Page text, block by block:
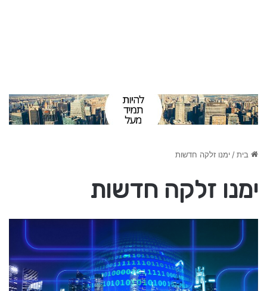
בית/ימנו זלקה חדשות
ימנו זלקה חדשות